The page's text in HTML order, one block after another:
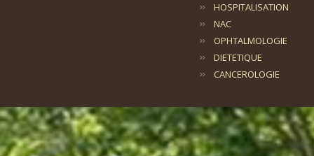
HOSPITALISATION
NAC
OPHTALMOLOGIE
DIETETIQUE
CANCEROLOGIE